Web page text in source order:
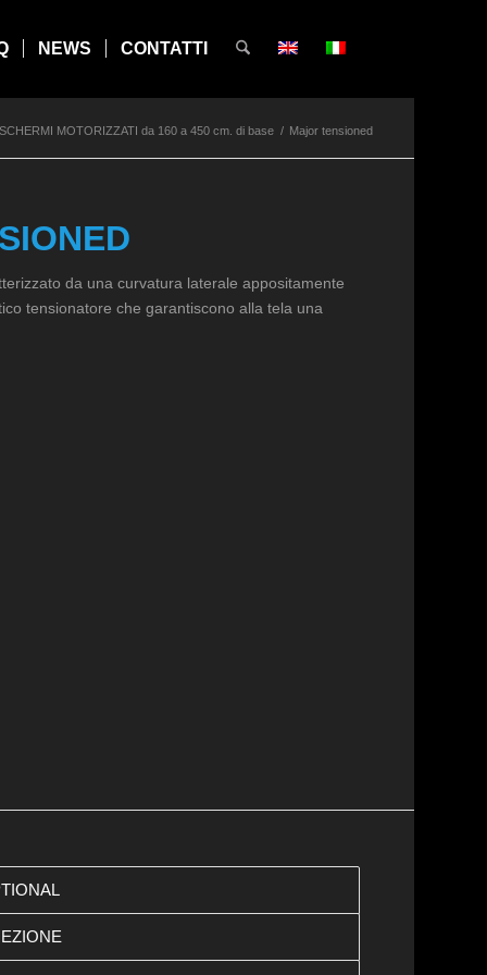
NEWS CONTATTI
SCHERMI MOTORIZZATI da 160 a 450 cm. di base / Major tensioned
da una curvatura laterale appositamente
tensionatore che garantiscono alla tela una